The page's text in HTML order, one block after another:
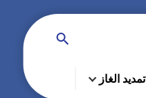
تمديد الغاز